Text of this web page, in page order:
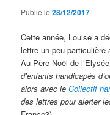
Publié le28/12/2017
Cette année, Louise a
lettre un peu particulière
Au Père Noël de
d’enfants handicapés
alors avec leCollectif
des lettres pour alerter